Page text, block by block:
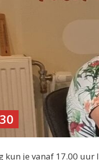
kun je vanaf 17.00